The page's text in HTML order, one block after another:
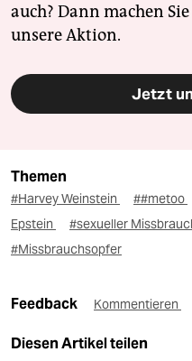
auch? Dann machen
unsere Aktion.
Jetzt
Themen
#Harvey Weinstein ##metoo
Epstein
#sexueller
#Missbrauchsopfer
Feedback Kommentieren
Diesen Artikel teilen